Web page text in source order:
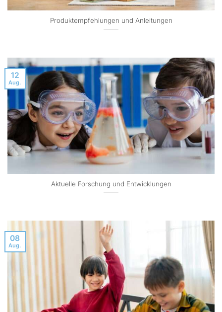
Produktempfehlungen und Anleitungen
Aktuelle Forschung und Entwicklungen
12
Aug.
08
Aug.